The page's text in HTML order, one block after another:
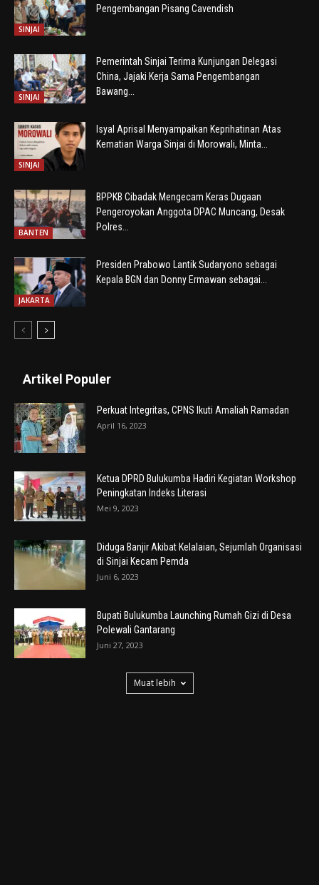
SINJAI
Pengembangan Pisang Cavendish
SINJAI
Pemerintah Sinjai Terima Kunjungan Delegasi
China, Jajaki Kerja Sama Pengembangan
Bawang...
SINJAI
Isyal Aprisal Menyampaikan Keprihatinan Atas
Kematian Warga Sinjai di Morowali, Minta...
BANTEN
BPPKB Cibadak Mengecam Keras Dugaan
Pengeroyokan Anggota DPAC Muncang, Desak
Polres...
JAKARTA
Presiden Prabowo Lantik Sudaryono sebagai
Kepala BGN dan Donny Ermawan sebagai...
Artikel Populer
Perkuat Integritas, CPNS Ikuti Amaliah Ramadan
April 16, 2023
Ketua DPRD Bulukumba Hadiri Kegiatan Workshop
Peningkatan Indeks Literasi
Mei 9, 2023
Diduga Banjir Akibat Kelalaian, Sejumlah Organisasi
di Sinjai Kecam Pemda
Juni 6, 2023
Bupati Bulukumba Launching Rumah Gizi di Desa
Polewali Gantarang
Juni 27, 2023
Muat lebih